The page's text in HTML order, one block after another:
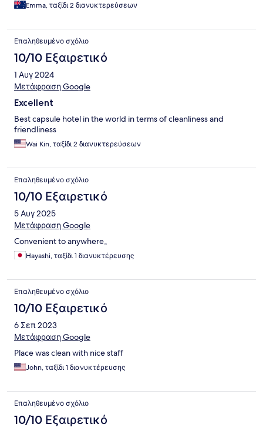
Emma, ταξίδι 2 διανυκτερεύσεων
Επαληθευμένο σχόλιο
10/10 Εξαιρετικό
1 Αυγ 2024
Μετάφραση Google
Excellent
Best capsule hotel in the world in terms of cleanliness and
friendliness
Wai Kin, ταξίδι 2 διανυκτερεύσεων
Επαληθευμένο σχόλιο
10/10 Εξαιρετικό
5 Αυγ 2025
Μετάφραση Google
Convenient to anywhere。
Hayashi, ταξίδι 1 διανυκτέρευσης
Επαληθευμένο σχόλιο
10/10 Εξαιρετικό
6 Σεπ 2023
Μετάφραση Google
Place was clean with nice staff
John, ταξίδι 1 διανυκτέρευσης
Επαληθευμένο σχόλιο
10/10 Εξαιρετικό